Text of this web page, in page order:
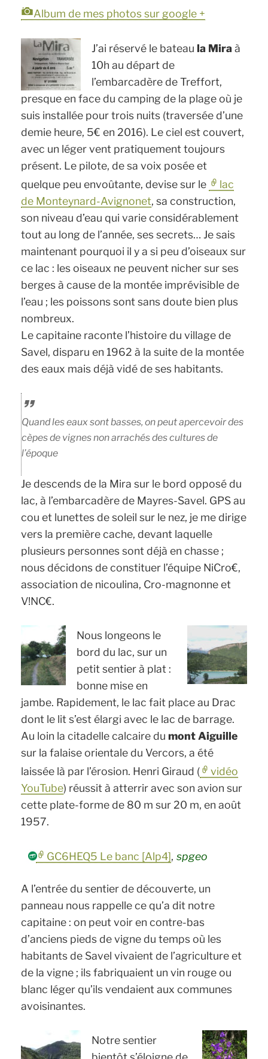
Album de mes photos sur google +
J’ai réservé le bateau la Mira à
10h au départ de
l’embarcadère de Treffort,
presque en face du camping de la plage où je
suis installée pour trois nuits (traversée d’une
demie heure, 5€ en 2016). Le ciel est couvert,
avec un léger vent pratiquement toujours
présent. Le pilote, de sa voix posée et
quelque peu envoûtante, devise sur le
lac
de Monteynard-Avignonet, sa construction,
son niveau d’eau qui varie considérablement
tout au long de l’année, ses secrets… Je sais
maintenant pourquoi il y a si peu d’oiseaux sur
ce lac : les oiseaux ne peuvent nicher sur ses
berges à cause de la montée imprévisible de
l’eau ; les poissons sont sans doute bien plus
nombreux.
Le capitaine raconte l’histoire du village de
Savel, disparu en 1962 à la suite de la montée
des eaux mais déjà vidé de ses habitants.
Quand les eaux sont basses, on peut apercevoir des
cèpes de vignes non arrachés des cultures de
l’époque
Je descends de la Mira sur le bord opposé du
lac, à l’embarcadère de Mayres-Savel. GPS au
cou et lunettes de soleil sur le nez, je me dirige
vers la première cache, devant laquelle
plusieurs personnes sont déjà en chasse ;
nous décidons de constituer l’équipe NiCro€,
association de nicoulina, Cro-magnonne et
V!NC€.
Nous longeons le
bord du lac, sur un
petit sentier à plat :
bonne mise en
jambe. Rapidement, le lac fait place au Drac
dont le lit s’est élargi avec le lac de barrage.
Au loin la citadelle calcaire dumont Aiguille
sur la falaise orientale du Vercors, a été
laissée là par l’érosion. Henri Giraud (
vidéo
YouTube) réussit à atterrir avec son avion sur
cette plate-forme de 80 m sur 20 m, en août
1957.
GC6HEQ5 Le banc [Alp4], spgeo
A l’entrée du sentier de découverte, un
panneau nous rappelle ce qu’a dit notre
capitaine : on peut voir en contre-bas
d’anciens pieds de vigne du temps où les
habitants de Savel vivaient de l’agriculture et
de la vigne ; ils fabriquaient un vin rouge ou
blanc léger qu’ils vendaient aux communes
avoisinantes.
Notre sentier